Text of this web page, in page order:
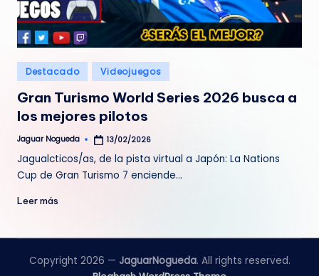
Publicado
en
Destacado Videojuegos
Gran Turismo World Series 2026 busca a
los mejores pilotos
Publicado
Jaguar Nogueda 13/02/2026
Jagualcticos/as, de la pista virtual a Japón: La Nations
Cup de Gran Turismo 7 enciende…
Leer más
Copyright 2026 — JaguarNogueda. All rights reserved.